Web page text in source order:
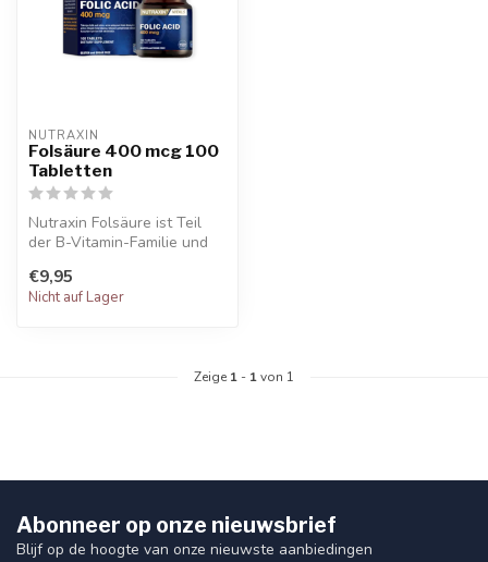
NUTRAXIN
Folsäure 400 mcg 100
Tabletten
Nutraxin Folsäure ist Teil
der B-Vitamin-Familie und
€9,95
Nicht auf Lager
Zeige 1 - 1von 1
Abonneer op onze nieuwsbrief
Blijf op de hoogte van onze nieuwste aanbiedingen